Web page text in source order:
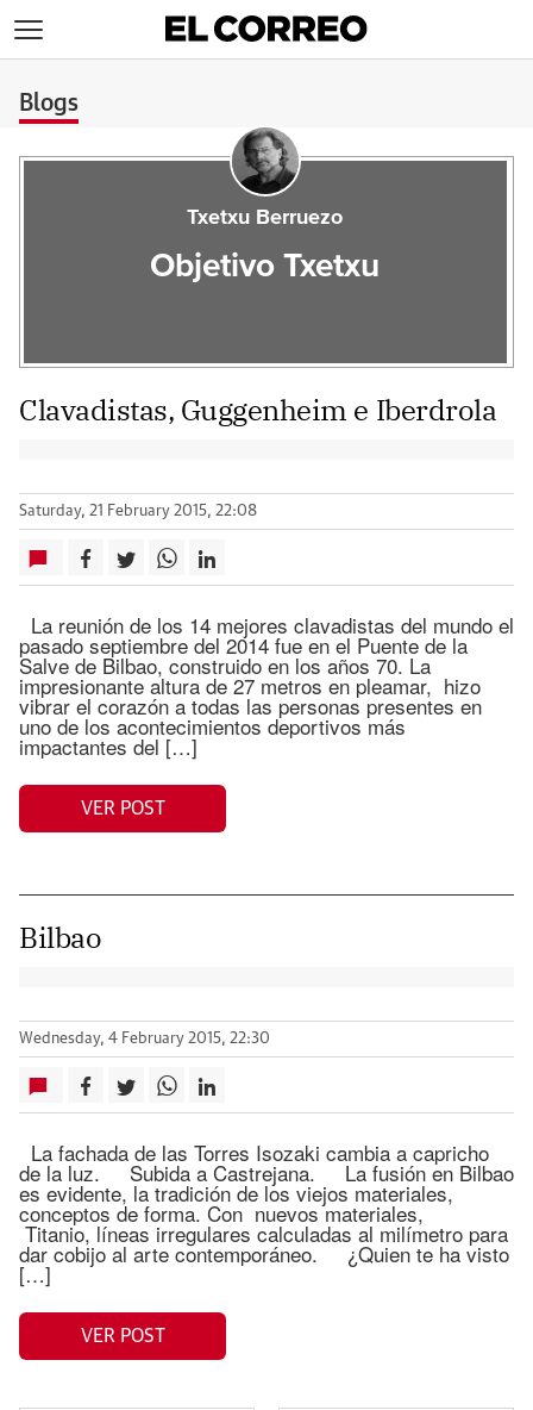
Blogs
Txetxu Berruezo
Objetivo Txetxu
Clavadistas, Guggenheim e Iberdrola
Saturday, 21 February 2015, 22:08
La reunión de los 14 mejores clavadistas del mundo el
pasado septiembre del 2014 fue en el Puente de la
Salve de Bilbao, construido en los años 70. La
impresionante altura de 27 metros en pleamar, hizo
vibrar el corazón a todas las personas presentes en
uno de los acontecimientos deportivos más
impactantes del […]
VER POST
Bilbao
Wednesday, 4 February 2015, 22:30
La fachada de las Torres Isozaki cambia a capricho
de la luz. Subida a Castrejana. La fusión en Bilbao
es evidente, la tradición de los viejos materiales,
conceptos de forma. Con nuevos materiales,
Titanio, líneas irregulares calculadas al milímetro para
dar cobijo al arte contemporáneo. ¿Quien te ha visto
[…]
VER POST